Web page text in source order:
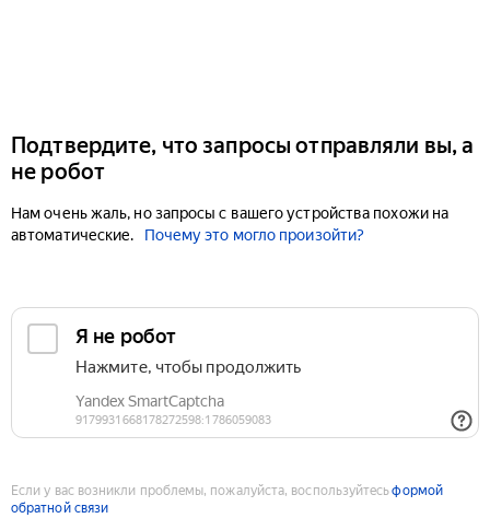
Подтвердите, что запросы отправляли вы, а
не робот
Нам очень жаль, но запросы с вашего устройства похожи на
автоматические.
Почему это могло произойти?
Если у вас возникли проблемы, пожалуйста, воспользуйтесьформой
обратной связи